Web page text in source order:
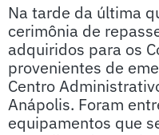
Na tarde da última
cerimônia de
adquiridos para os
provenientes de
Centro
Anápolis. Foram
equipamentos que